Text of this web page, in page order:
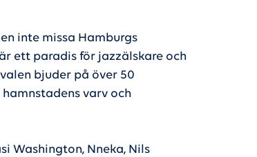
inte missa Hamburgs
ett paradis för jazzälskare och
bjuder på över 50
varv och
Washington, Nneka, Nils